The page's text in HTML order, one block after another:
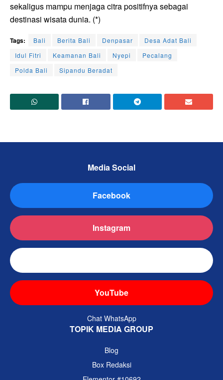
sekaligus mampu menjaga citra positifnya sebagai
destinasi wisata dunia. (*)
Tags: Bali Berita Bali Denpasar
Desa Adat Bali
Idul Fitri
Keamanan Bali Nyepi
Pecalang
Polda Bali
Sipandu Beradat
Media Social
Facebook
Instagram
YouTube
Chat WhatsApp
TOPIK MEDIA GROUP
Blog
Box Redaksi